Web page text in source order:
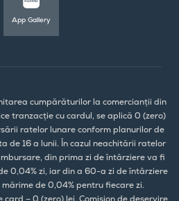
App Gallery
cumpărăturilor la comercianții din
tranzacție cu cardul, se aplică 0 (zero)
ratelor lunare conform planurilor de
de 16 a lunii. În cazul neachitării ratelor
din prima zi de întârziere va fi
0,04% zi, iar din a 60-a zi de întârziere
de 0,04% pentru fiecare zi.